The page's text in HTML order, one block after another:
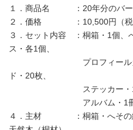
１．商品名 ：20年分のバー
２．価格 ：10,500円（税
３．セット内容 ：桐箱・1個、
ス・各1個、
プロフィールカード
ド・20枚、
ステッカー・1シート
アルバム・1冊、ロ
４．主材 ：桐箱・へその緒